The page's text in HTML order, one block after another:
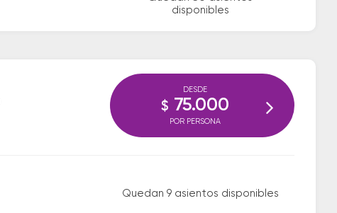
disponibles
Quedan 9 asientos disponibles
DESDE
$ 75.000
POR PERSONA